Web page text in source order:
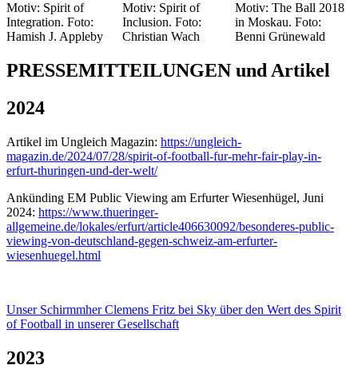
Motiv: Spirit of
Integration. Foto:
Hamish J. Appleby
Motiv: Spirit of
Inclusion. Foto:
Christian Wach
Motiv: The Ball 2018
in Moskau. Foto:
Benni Grünewald
PRESSEMITTEILUNGEN und Artikel
2024
Artikel im Ungleich Magazin: https://ungleich-
magazin.de/2024/07/28/spirit-of-football-fur-mehr-fair-play-in-
erfurt-thuringen-und-der-welt/
Ankünding EM Public Viewing am Erfurter Wiesenhügel, Juni
2024: https://www.thueringer-
allgemeine.de/lokales/erfurt/article406630092/besonderes-public-
viewing-von-deutschland-gegen-schweiz-am-erfurter-
wiesenhuegel.html
Unser Schirmmher Clemens Fritz bei Sky über den Wert des Spirit
of Football in unserer Gesellschaft
2023